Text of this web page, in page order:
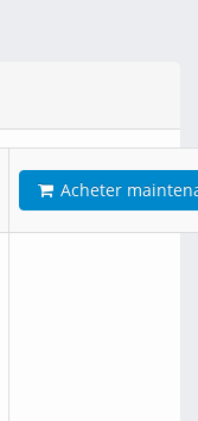
Acheter